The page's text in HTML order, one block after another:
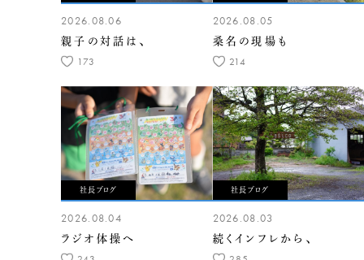
2026.08.06
親子の対話は、
173
2026.08.05
桑名の現場も
214
社長ブログ
2026.08.04
ラジオ体操へ
社長ブログ
2026.08.03
続くインフレから、